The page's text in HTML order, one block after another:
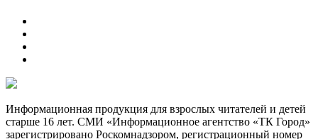
Информационная продукция для взрослых читателей и детей
старше 16 лет. СМИ «Информационное агентство «ТК Город»
зарегистрировано Роскомнадзором, регистрационный номер